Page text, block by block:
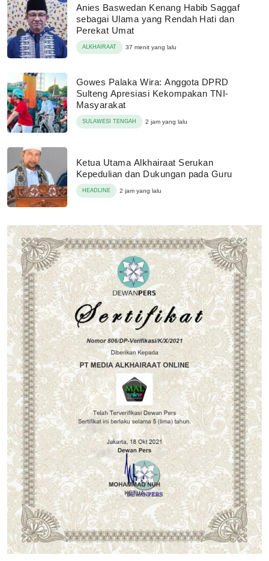
Anies Baswedan Kenang Habib Saggaf
sebagai Ulama yang Rendah Hati dan
Perekat Umat
ALKHAIRAAT 37 menit yang lalu
Gowes Palaka Wira: Anggota DPRD
Sulteng Apresiasi Kekompakan TNI-
Masyarakat
SULAWESI TENGAH 2 jam yang lalu
Ketua Utama Alkhairaat Serukan
Kepedulian dan Dukungan pada Guru
HEADLINE 2 jam yang lalu